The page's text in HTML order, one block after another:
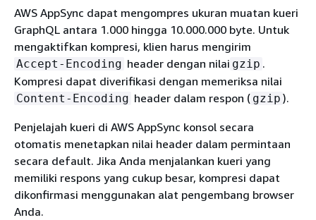
AWS AppSync dapat mengompres ukuran muatan kueri
GraphQL antara 1.000 hingga 10.000.000 byte. Untuk
mengaktifkan kompresi, klien harus mengirim
Accept-Encoding header dengan nilai gzip .
Kompresi dapat diverifikasi dengan memeriksa nilai
Content-Encoding header dalam respon ( gzip ).
Penjelajah kueri di AWS AppSync konsol secara
otomatis menetapkan nilai header dalam permintaan
secara default. Jika Anda menjalankan kueri yang
memiliki respons yang cukup besar, kompresi dapat
dikonfirmasi menggunakan alat pengembang browser
Anda.